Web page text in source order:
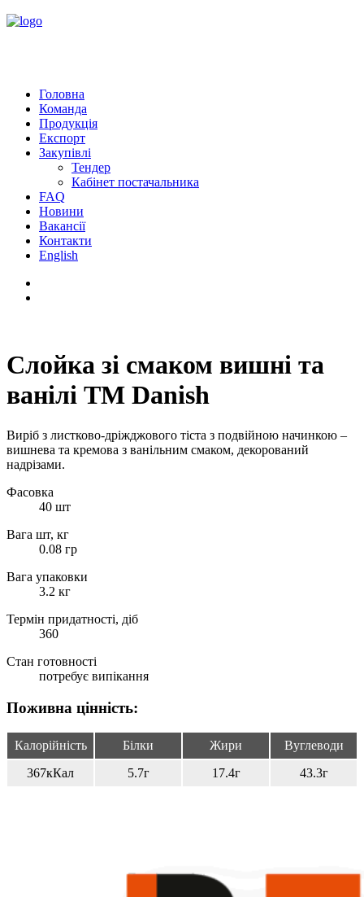
Головна
Команда
Продукція
Експорт
Закупівлі
Тендер
Кабінет постачальника
FAQ
Новини
Вакансії
Контакти
English
Слойка зі смаком вишні та
ванілі ТМ Danish
Виріб з листково-дріжджового тіста з подвійною начинкою –
вишнева та кремова з ванільним смаком, декорований
надрізами.
Фасовка
40 шт
Вага шт, кг
0.08 гр
Вага упаковки
3.2 кг
Термін придатності, діб
360
Стан готовності
потребує випікання
Поживна цінність:
Калорійність
367кКал
Білки
5.7г
Жири
17.4г
Вуглеводи
43.3г